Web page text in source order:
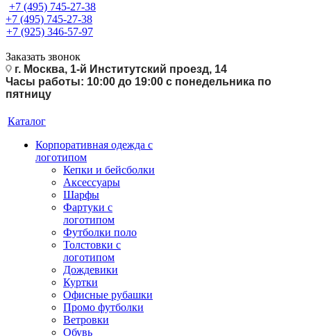
+7 (495) 745-27-38
+7 (495) 745-27-38
+7 (925) 346-57-97
Заказать звонок
г. Москва, 1-й Институтский проезд, 14
Часы работы: 10:00 до 19:00 с понедельника по
пятницу
Каталог
Корпоративная одежда с
логотипом
Кепки и бейсболки
Аксессуары
Шарфы
Фартуки с
логотипом
Футболки поло
Толстовки с
логотипом
Дождевики
Куртки
Офисные рубашки
Промо футболки
Ветровки
Обувь